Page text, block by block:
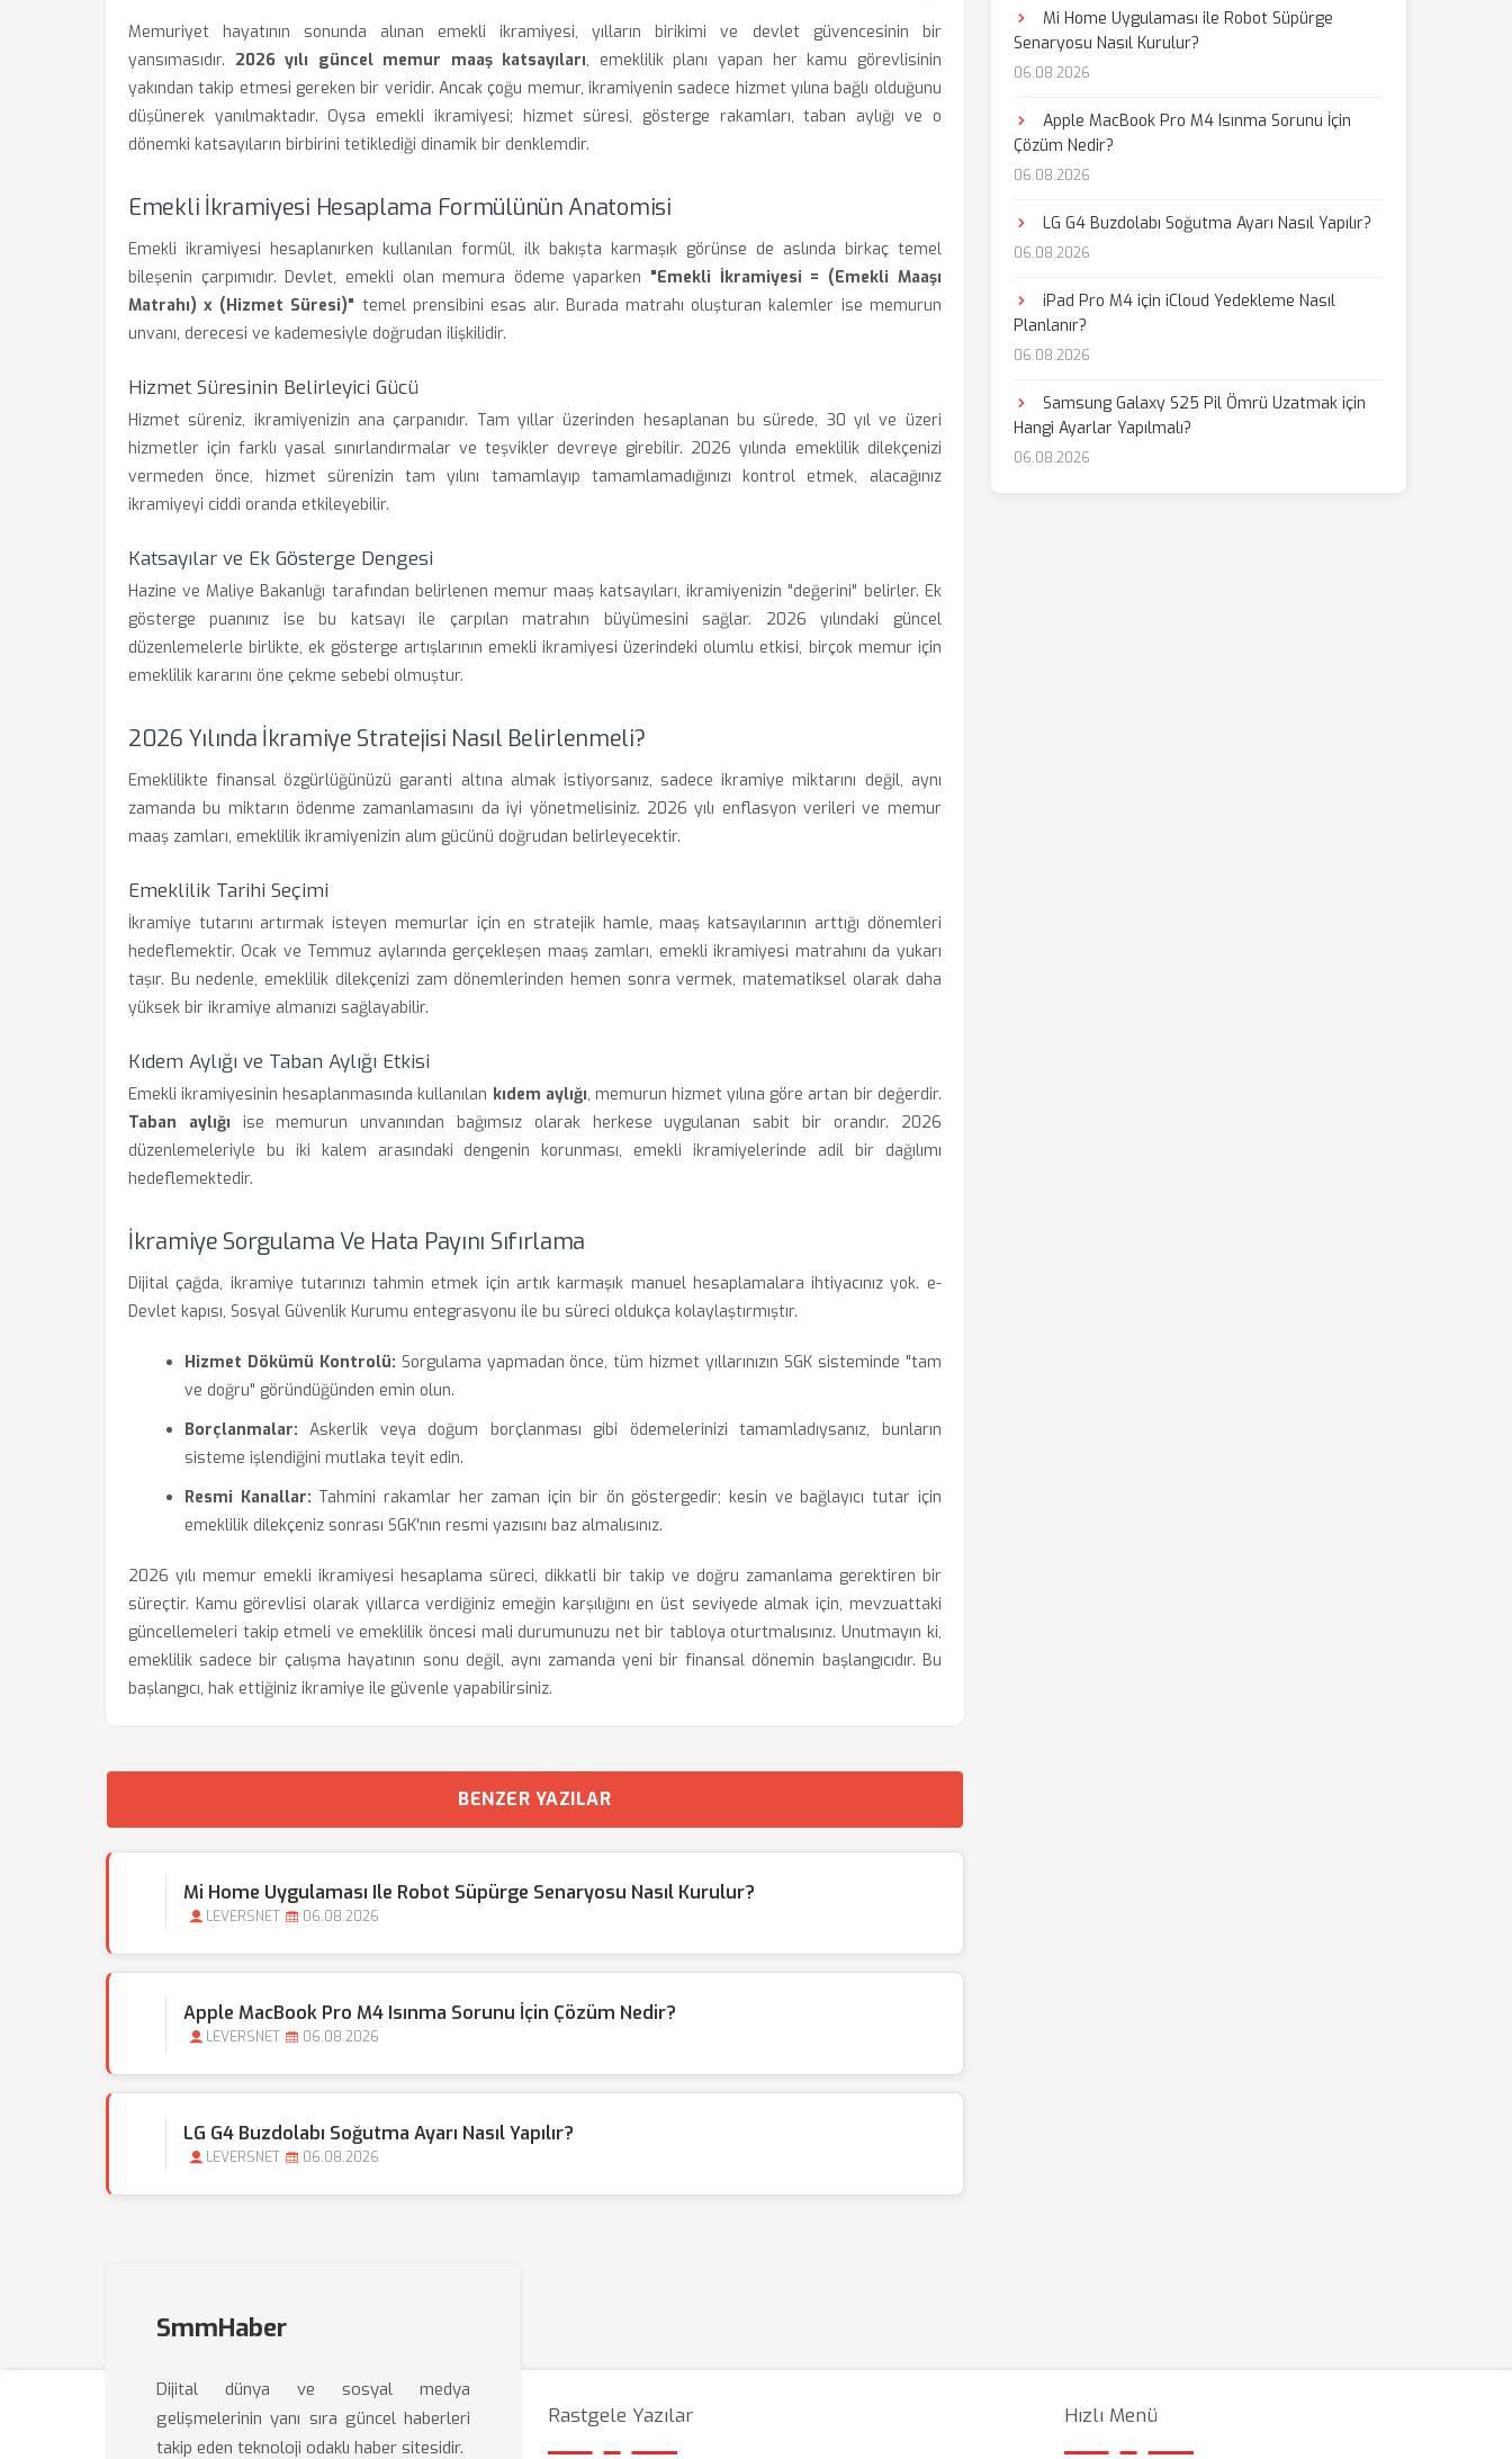
Memuriyet hayatının sonunda alınan emekli ikramiyesi, yılların birikimi ve devlet güvencesinin bir
yansımasıdır. 2026 yılı güncel memur maaş katsayıları, emeklilik planı yapan her kamu görevlisinin
yakından takip etmesi gereken bir veridir. Ancak çoğu memur, ikramiyenin sadece hizmet yılına bağlı olduğunu
düşünerek yanılmaktadır. Oysa emekli ikramiyesi; hizmet süresi, gösterge rakamları, taban aylığı ve o
dönemki katsayıların birbirini tetiklediği dinamik bir denklemdir.
Emekli İkramiyesi Hesaplama Formülünün Anatomisi
Emekli ikramiyesi hesaplanırken kullanılan formül, ilk bakışta karmaşık görünse de aslında birkaç temel
bileşenin çarpımıdır. Devlet, emekli olan memura ödeme yaparken "Emekli İkramiyesi = (Emekli Maaşı
Matrahı) x (Hizmet Süresi)" temel prensibini esas alır. Burada matrahı oluşturan kalemler ise memurun
unvanı, derecesi ve kademesiyle doğrudan ilişkilidir.
Hizmet Süresinin Belirleyici Gücü
Hizmet süreniz, ikramiyenizin ana çarpanıdır. Tam yıllar üzerinden hesaplanan bu sürede, 30 yıl ve üzeri
hizmetler için farklı yasal sınırlandırmalar ve teşvikler devreye girebilir. 2026 yılında emeklilik dilekçenizi
vermeden önce, hizmet sürenizin tam yılını tamamlayıp tamamlamadığınızı kontrol etmek, alacağınız
ikramiyeyi ciddi oranda etkileyebilir.
Katsayılar ve Ek Gösterge Dengesi
Hazine ve Maliye Bakanlığı tarafından belirlenen memur maaş katsayıları, ikramiyenizin "değerini" belirler. Ek
gösterge puanınız ise bu katsayı ile çarpılan matrahın büyümesini sağlar. 2026 yılındaki güncel
düzenlemelerle birlikte, ek gösterge artışlarının emekli ikramiyesi üzerindeki olumlu etkisi, birçok memur için
emeklilik kararını öne çekme sebebi olmuştur.
2026 Yılında İkramiye Stratejisi Nasıl Belirlenmeli?
Emeklilikte finansal özgürlüğünüzü garanti altına almak istiyorsanız, sadece ikramiye miktarını değil, aynı
zamanda bu miktarın ödenme zamanlamasını da iyi yönetmelisiniz. 2026 yılı enflasyon verileri ve memur
maaş zamları, emeklilik ikramiyenizin alım gücünü doğrudan belirleyecektir.
Emeklilik Tarihi Seçimi
İkramiye tutarını artırmak isteyen memurlar için en stratejik hamle, maaş katsayılarının arttığı dönemleri
hedeflemektir. Ocak ve Temmuz aylarında gerçekleşen maaş zamları, emekli ikramiyesi matrahını da yukarı
taşır. Bu nedenle, emeklilik dilekçenizi zam dönemlerinden hemen sonra vermek, matematiksel olarak daha
yüksek bir ikramiye almanızı sağlayabilir.
Kıdem Aylığı ve Taban Aylığı Etkisi
Emekli ikramiyesinin hesaplanmasında kullanılan kıdem aylığı, memurun hizmet yılına göre artan bir değerdir.
Taban aylığı ise memurun unvanından bağımsız olarak herkese uygulanan sabit bir orandır. 2026
düzenlemeleriyle bu iki kalem arasındaki dengenin korunması, emekli ikramiyelerinde adil bir dağılımı
hedeflemektedir.
İkramiye Sorgulama Ve Hata Payını Sıfırlama
Dijital çağda, ikramiye tutarınızı tahmin etmek için artık karmaşık manuel hesaplamalara ihtiyacınız yok. e-
Devlet kapısı, Sosyal Güvenlik Kurumu entegrasyonu ile bu süreci oldukça kolaylaştırmıştır.
Hizmet Dökümü Kontrolü: Sorgulama yapmadan önce, tüm hizmet yıllarınızın SGK sisteminde "tam
ve doğru" göründüğünden emin olun.
Borçlanmalar: Askerlik veya doğum borçlanması gibi ödemelerinizi tamamladıysanız, bunların
sisteme işlendiğini mutlaka teyit edin.
Resmi Kanallar: Tahmini rakamlar her zaman için bir ön göstergedir; kesin ve bağlayıcı tutar için
emeklilik dilekçeniz sonrası SGK'nın resmi yazısını baz almalısınız.
2026 yılı memur emekli ikramiyesi hesaplama süreci, dikkatli bir takip ve doğru zamanlama gerektiren bir
süreçtir. Kamu görevlisi olarak yıllarca verdiğiniz emeğin karşılığını en üst seviyede almak için, mevzuattaki
güncellemeleri takip etmeli ve emeklilik öncesi mali durumunuzu net bir tabloya oturtmalısınız. Unutmayın ki,
emeklilik sadece bir çalışma hayatının sonu değil, aynı zamanda yeni bir finansal dönemin başlangıcıdır. Bu
başlangıcı, hak ettiğiniz ikramiye ile güvenle yapabilirsiniz.
BENZER YAZILAR
Mi Home Uygulaması Ile Robot Süpürge Senaryosu Nasıl Kurulur?
LEVERSNET 06.08.2026
Apple MacBook Pro M4 Isınma Sorunu İçin Çözüm Nedir?
LEVERSNET 06.08.2026
LG G4 Buzdolabı Soğutma Ayarı Nasıl Yapılır?
LEVERSNET 06.08.2026
Mi Home Uygulaması ile Robot Süpürge
Senaryosu Nasıl Kurulur?
06.08.2026
Apple MacBook Pro M4 Isınma Sorunu İçin
Çözüm Nedir?
06.08.2026
LG G4 Buzdolabı Soğutma Ayarı Nasıl Yapılır?
06.08.2026
iPad Pro M4 için iCloud Yedekleme Nasıl
Planlanır?
06.08.2026
Samsung Galaxy S25 Pil Ömrü Uzatmak için
Hangi Ayarlar Yapılmalı?
06.08.2026
SmmHaber
Dijital dünya ve sosyal medya
gelişmelerinin yanı sıra güncel haberleri
takip eden teknoloji odaklı haber sitesidir.
Rastgele Yazılar Hızlı Menü